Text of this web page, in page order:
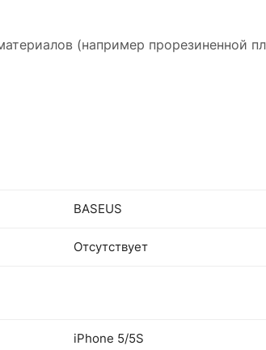
(например прорезиненной
BASEUS
Отсутствует
iPhone 5/5S